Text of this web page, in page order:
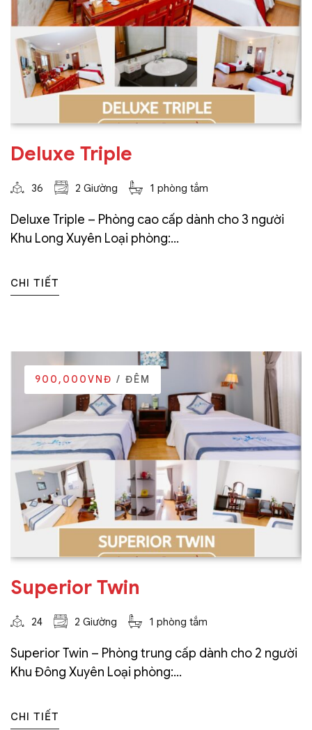
Deluxe Triple
36 2 Giường 1 phòng tắm
Deluxe Triple – Phòng cao cấp dành cho 3 người
Khu Long Xuyên Loại phòng:...
CHI TIẾT
900,000VNĐ / ĐÊM
Superior Twin
24 2 Giường 1 phòng tắm
Superior Twin – Phòng trung cấp dành cho 2 người
Khu Đông Xuyên Loại phòng:...
CHI TIẾT